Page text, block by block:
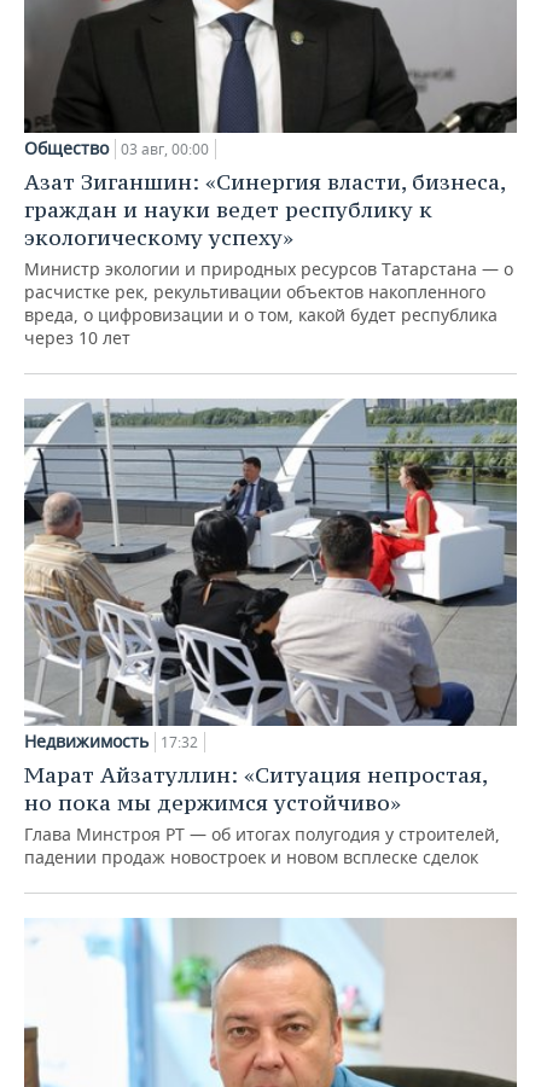
Общество 03 авг, 00:00
Азат Зиганшин: «Синергия власти, бизнеса,
граждан и науки ведет республику к
экологическому успеху»
Министр экологии и природных ресурсов Татарстана — о
расчистке рек, рекультивации объектов накопленного
вреда, о цифровизации и о том, какой будет республика
через 10 лет
Недвижимость 17:32
Марат Айзатуллин: «Ситуация непростая,
но пока мы держимся устойчиво»
Глава Минстроя РТ — об итогах полугодия у строителей,
падении продаж новостроек и новом всплеске сделок